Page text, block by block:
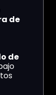
de
de